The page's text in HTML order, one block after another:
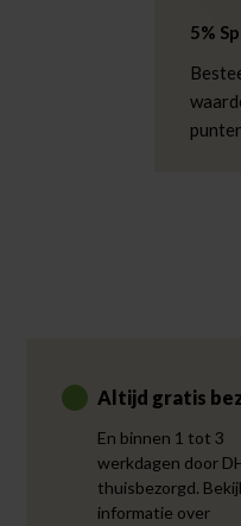
5%
Altijd gratis
En binnen 1 tot 3
werkdagen door
thuisbezorgd.
informatie over